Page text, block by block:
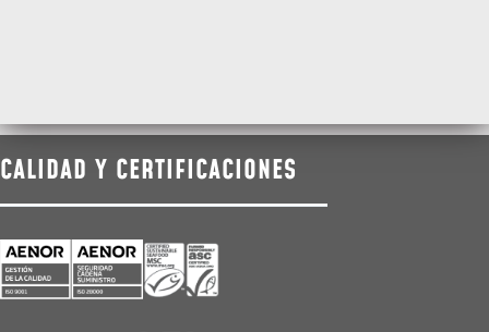
CALIDAD Y CERTIFICACIONES